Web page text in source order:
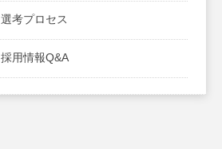
選考プロセス
採用情報Q&A